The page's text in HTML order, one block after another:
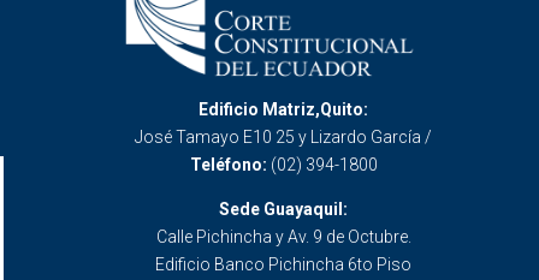
Edificio Matriz,Quito:
José Tamayo E10 25 y Lizardo García /
Teléfono: (02) 394-1800
Sede Guayaquil:
Calle Pichincha y Av. 9 de Octubre.
Edificio Banco Pichincha 6to Piso